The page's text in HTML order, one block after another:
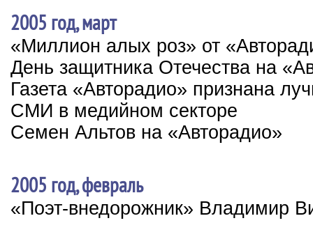
2005 год, март
«Миллион алых роз» от
День защитника Отечества на
Газета «Авторадио» признана
СМИ в медийном секторе
Семен Альтов на «Авторадио»
2005 год, февраль
«Поэт-внедорожник» Владимир